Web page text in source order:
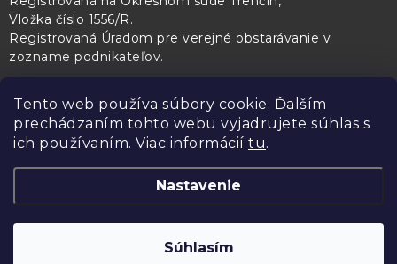
Tento web používa súbory cookie. Ďalším
prechádzaním tohto webu vyjadrujete súhlas s
ich používaním. Viac informácií tu.
Nastavenie
Súhlasím
Vložka číslo 1556/R.
Registrovaná Úradom pre verejné obstarávanie v
zozname podnikateľov.
PL Servis Kontroltech Technický skúšobný ústav Piešťany
Copyright 2026
Upraviť
nastavenie cookies